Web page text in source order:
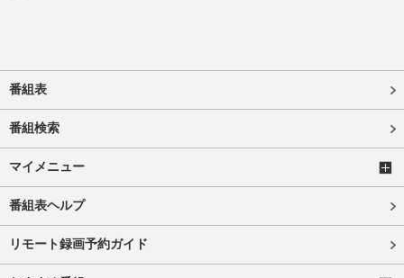
番組表
番組検索
マイメニュー
番組表ヘルプ
リモート録画予約ガイド